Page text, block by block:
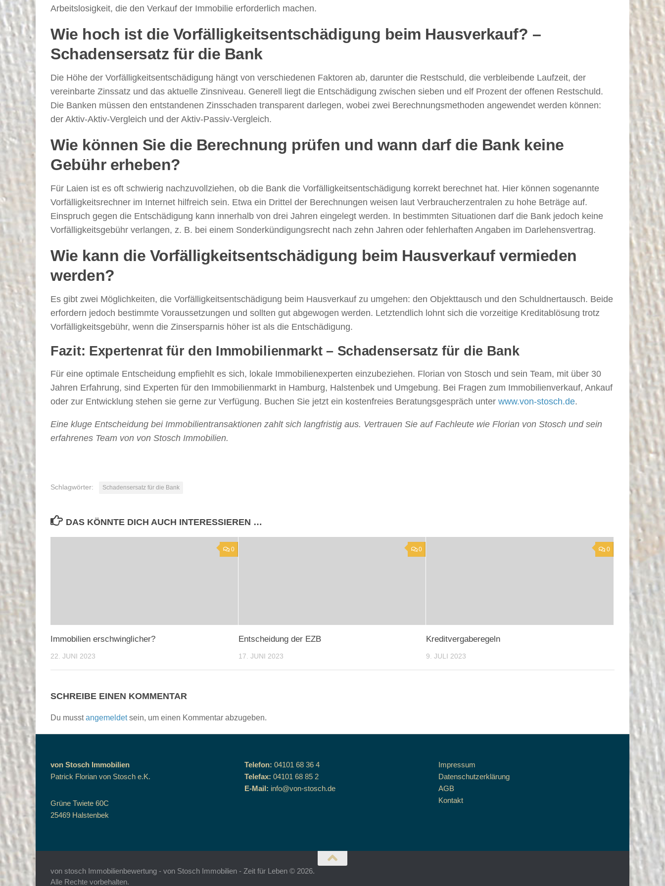
Arbeitslosigkeit, die den Verkauf der Immobilie erforderlich machen.
Wie hoch ist die Vorfälligkeitsentschädigung beim Hausverkauf? –
Schadensersatz für die Bank
Die Höhe der Vorfälligkeitsentschädigung hängt von verschiedenen Faktoren ab, darunter die Restschuld, die verbleibende Laufzeit, der
vereinbarte Zinssatz und das aktuelle Zinsniveau. Generell liegt die Entschädigung zwischen sieben und elf Prozent der offenen Restschuld.
Die Banken müssen den entstandenen Zinsschaden transparent darlegen, wobei zwei Berechnungsmethoden angewendet werden können:
der Aktiv-Aktiv-Vergleich und der Aktiv-Passiv-Vergleich.
Wie können Sie die Berechnung prüfen und wann darf die Bank keine
Gebühr erheben?
Für Laien ist es oft schwierig nachzuvollziehen, ob die Bank die Vorfälligkeitsentschädigung korrekt berechnet hat. Hier können sogenannte
Vorfälligkeitsrechner im Internet hilfreich sein. Etwa ein Drittel der Berechnungen weisen laut Verbraucherzentralen zu hohe Beträge auf.
Einspruch gegen die Entschädigung kann innerhalb von drei Jahren eingelegt werden. In bestimmten Situationen darf die Bank jedoch keine
Vorfälligkeitsgebühr verlangen, z. B. bei einem Sonderkündigungsrecht nach zehn Jahren oder fehlerhaften Angaben im Darlehensvertrag.
Wie kann die Vorfälligkeitsentschädigung beim Hausverkauf vermieden
werden?
Es gibt zwei Möglichkeiten, die Vorfälligkeitsentschädigung beim Hausverkauf zu umgehen: den Objekttausch und den Schuldnertausch. Beide
erfordern jedoch bestimmte Voraussetzungen und sollten gut abgewogen werden. Letztendlich lohnt sich die vorzeitige Kreditablösung trotz
Vorfälligkeitsgebühr, wenn die Zinsersparnis höher ist als die Entschädigung.
Fazit: Expertenrat für den Immobilienmarkt – Schadensersatz für die Bank
Für eine optimale Entscheidung empfiehlt es sich, lokale Immobilienexperten einzubeziehen. Florian von Stosch und sein Team, mit über 30
Jahren Erfahrung, sind Experten für den Immobilienmarkt in Hamburg, Halstenbek und Umgebung. Bei Fragen zum Immobilienverkauf, Ankauf
oder zur Entwicklung stehen sie gerne zur Verfügung. Buchen Sie jetzt ein kostenfreies Beratungsgespräch unter www.von-stosch.de.
Eine kluge Entscheidung bei Immobilientransaktionen zahlt sich langfristig aus. Vertrauen Sie auf Fachleute wie Florian von Stosch und sein
erfahrenes Team von von Stosch Immobilien.
Schlagwörter: Schadensersatz für die Bank
DAS KÖNNTE DICH AUCH INTERESSIEREN …
0
Immobilien erschwinglicher?
22. JUNI 2023
0
Entscheidung der EZB
17. JUNI 2023
0
Kreditvergaberegeln
9. JULI 2023
SCHREIBE EINEN KOMMENTAR
Du musstangemeldetsein, um einen Kommentar abzugeben.
von Stosch Immobilien
Patrick Florian von Stosch e.K.
Grüne Twiete 60C
25469 Halstenbek
Telefon: 04101 68 36 4
Telefax: 04101 68 85 2
E-Mail: info@von-stosch.de
Impressum
Datenschutzerklärung
AGB
Kontakt
von stosch Immobilienbewertung - von Stosch Immobilien - Zeit für Leben © 2026.
Alle Rechte vorbehalten.